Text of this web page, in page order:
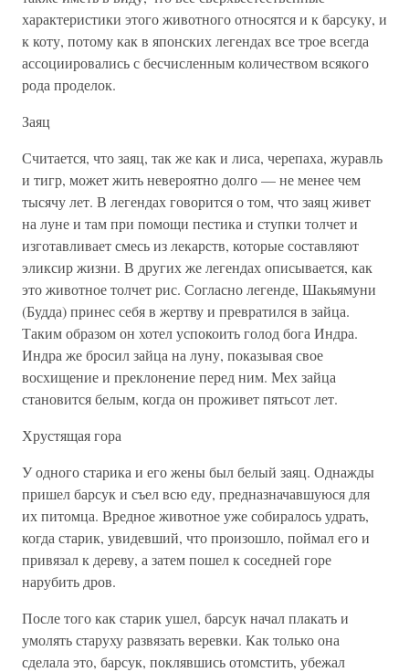
характеристики этого животного относятся и к барсуку, и
к коту, потому как в японских легендах все трое всегда
ассоциировались с бесчисленным количеством всякого
рода проделок.
Заяц
Считается, что заяц, так же как и лиса, черепаха, журавль
и тигр, может жить невероятно долго — не менее чем
тысячу лет. В легендах говорится о том, что заяц живет
на луне и там при помощи пестика и ступки толчет и
изготавливает смесь из лекарств, которые составляют
эликсир жизни. В других же легендах описывается, как
это животное толчет рис. Согласно легенде, Шакьямуни
(Будда) принес себя в жертву и превратился в зайца.
Таким образом он хотел успокоить голод бога Индра.
Индра же бросил зайца на луну, показывая свое
восхищение и преклонение перед ним. Мех зайца
становится белым, когда он проживет пятьсот лет.
Хрустящая гора
У одного старика и его жены был белый заяц. Однажды
пришел барсук и съел всю еду, предназначавшуюся для
их питомца. Вредное животное уже собиралось удрать,
когда старик, увидевший, что произошло, поймал его и
привязал к дереву, а затем пошел к соседней горе
нарубить дров.
После того как старик ушел, барсук начал плакать и
умолять старуху развязать веревки. Как только она
сделала это, барсук, поклявшись отомстить, убежал